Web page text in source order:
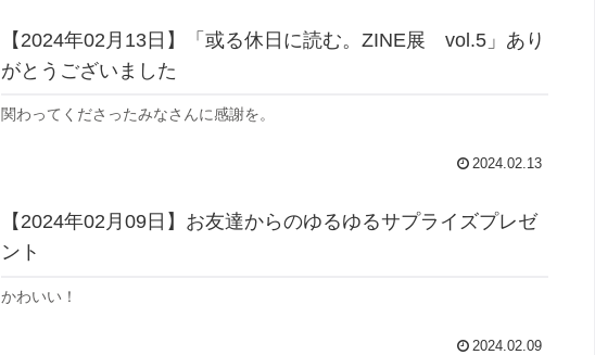
【2024年02月13日】「或る休日に読む。ZINE展 vol.5」あり
がとうございました
関わってくださったみなさんに感謝を。
2024.02.13
【2024年02月09日】お友達からのゆるゆるサプライズプレゼ
ント
かわいい！
2024.02.09